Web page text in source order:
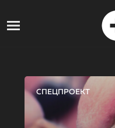
СПЕЦПРОЕКТ